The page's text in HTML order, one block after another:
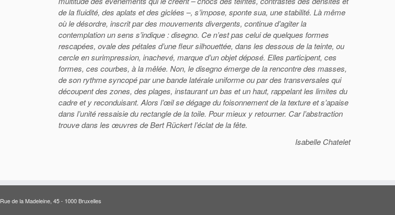
de la fluidité, des aplats et des giclées –, s’impose, sponte sua, une stabilité. Là même
où le désordre, inscrit par des mouvements divergents, continue d’agiter la
contemplation un sens s’indique : disegno. Ce n’est pas celui de quelques formes
rescapées, ovale des pétales d’une fleur silhouettée, dans les dessous de la teinte, ou
cercle en surimpression, inachevé, marque d’un objet déposé. Elles participent, ces
formes, ces courbes, à la mêlée. Non, le disegno émerge de la rencontre des masses,
de son rythme syncopé par une bande latérale uniforme ou par des transversales qui
découpent des zones, des plages, instaurant un bas et un haut, rappelant les limites du
cadre et y reconduisant. Alors l’œil se dégage du foisonnement de la texture et s’apaise
dans l’unité ressaisie du rectangle de la toile. Pour mieux y retourner. Car l’abstraction
trouve dans les œuvres de Bert Rückert l’éclat de la fête.
Isabelle Chatelet
Rue de la Madeleine, 45 - 1000 Bruxelles